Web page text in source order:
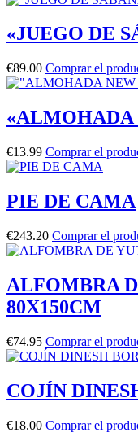
«JUEGO DE
€89.00 Comprar el
«ALMOHADA
€13.99 Comprar el
PIE DE CAMA
€243.20 Comprar el
ALFOMBRA
80X150CM
€74.95 Comprar el
COJÍN
€18.00 Comprar el